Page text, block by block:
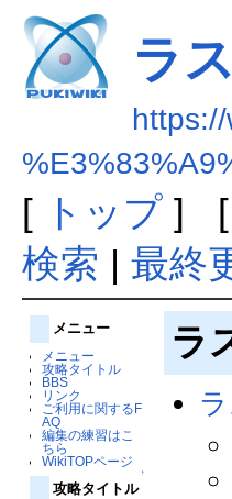
ラ
[ トップ] [
検索 | 最終
メニュー
メニュー
攻略タイトル
BBS
リンク
ご利用に関するF
AQ
編集の練習はこ
ちら
WikiTOPページ
↑
攻略タイトル
ラ